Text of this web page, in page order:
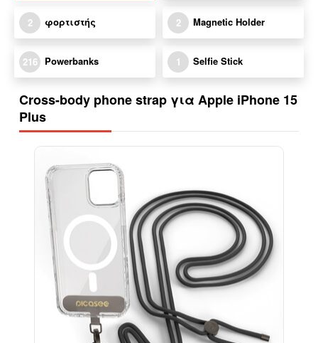
2 φορτιστής 2 Magnetic Holder
216 Powerbanks 1 Selfie Stick
Cross-body phone strap για Apple iPhone 15
Plus